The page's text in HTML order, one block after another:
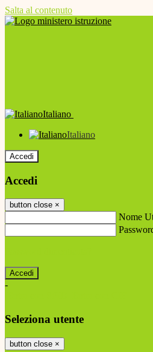
Salta al contenuto
Italiano
Italiano
Accedi
Accedi
button close ×
Nome
-
Seleziona utente
button close ×